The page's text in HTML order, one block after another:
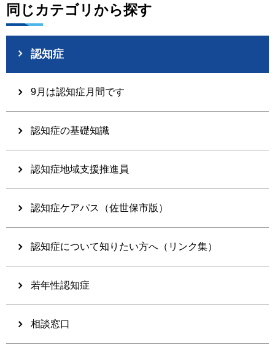
同じカテゴリから探す
認知症
9月は認知症月間です
認知症の基礎知識
認知症地域支援推進員
認知症ケアパス（佐世保市版）
認知症について知りたい方へ（リンク集）
若年性認知症
相談窓口